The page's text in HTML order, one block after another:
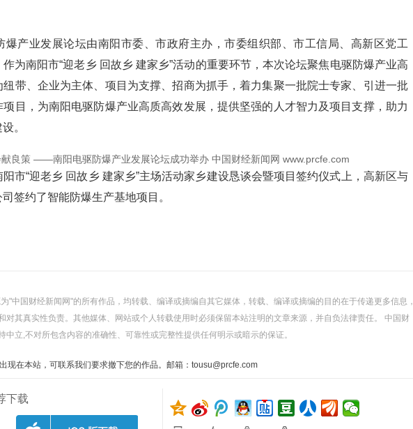
爆产业发展论坛由南阳市委、市政府主办，市委组织部、市工信局、高新区党工
为南阳市“迎老乡 回故乡 建家乡”活动的重要环节，本次论坛聚焦电驱防爆产业高
纽带、企业为主体、项目为支撑、招商为抓手，着力集聚一批院士专家、引进一批
目，为南阳电驱防爆产业高质高效发展，提供坚强的人才智力及项目支撑，助力
。
市“迎老乡 回故乡 建家乡”主场活动家乡建设恳谈会暨项目签约仪式上，高新区与
签约了智能防爆生产基地项目。
"中国财经新闻网"的所有作品，均转载、编译或摘编自其它媒体，转载、编译或摘编的目的在于传递更多信息，
对其真实性负责。其他媒体、网站或个人转载使用时必须保留本站注明的文章来源，并自负法律责任。 中国财
中立,不对所包含内容的准确性、可靠性或完整性提供任何明示或暗示的保证。
现在本站，可联系我们要求撤下您的作品。邮箱：tousu@prcfe.com
下载